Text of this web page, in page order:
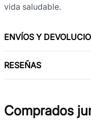
vida saludable.
ENVÍOS Y
RESEÑAS
Comprados